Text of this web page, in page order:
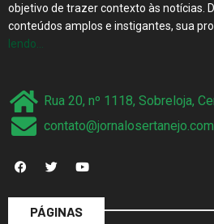
objetivo de trazer contexto às notícias.
conteúdos amplos e instigantes, sua
lendo…
Rua 20, nº 1118, Sobreloja,
PÁGINAS